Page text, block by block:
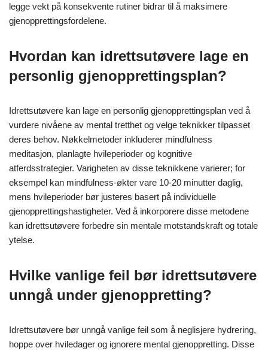
legge vekt på konsekvente rutiner bidrar til å maksimere
gjenopprettingsfordelene.
Hvordan kan idrettsutøvere lage en
personlig gjenopprettingsplan?
Idrettsutøvere kan lage en personlig gjenopprettingsplan ved å
vurdere nivåene av mental tretthet og velge teknikker tilpasset
deres behov. Nøkkelmetoder inkluderer mindfulness
meditasjon, planlagte hvileperioder og kognitive
atferdsstrategier. Varigheten av disse teknikkene varierer; for
eksempel kan mindfulness-økter vare 10-20 minutter daglig,
mens hvileperioder bør justeres basert på individuelle
gjenopprettingshastigheter. Ved å inkorporere disse metodene
kan idrettsutøvere forbedre sin mentale motstandskraft og totale
ytelse.
Hvilke vanlige feil bør idrettsutøvere
unngå under gjenoppretting?
Idrettsutøvere bør unngå vanlige feil som å neglisjere hydrering,
hoppe over hviledager og ignorere mental gjenoppretting. Disse